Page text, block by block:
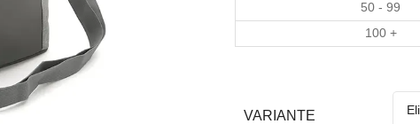
50 - 99
100 +
VARIANTE